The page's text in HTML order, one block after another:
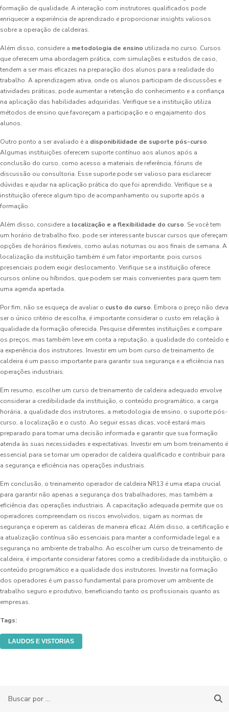
formação de qualidade. A interação com instrutores qualificados pode
enriquecer a experiência de aprendizado e proporcionar insights valiosos
sobre a operação de caldeiras.
Além disso, considere a metodologia de ensino utilizada no curso. Cursos
que oferecem uma abordagem prática, com simulações e estudos de caso,
tendem a ser mais eficazes na preparação dos alunos para a realidade do
trabalho. A aprendizagem ativa, onde os alunos participam de discussões e
atividades práticas, pode aumentar a retenção do conhecimento e a confiança
na aplicação das habilidades adquiridas. Verifique se a instituição utiliza
métodos de ensino que favoreçam a participação e o engajamento dos
alunos.
Outro ponto a ser avaliado é a disponibilidade de suporte pós-curso.
Algumas instituições oferecem suporte contínuo aos alunos após a
conclusão do curso, como acesso a materiais de referência, fóruns de
discussão ou consultoria. Esse suporte pode ser valioso para esclarecer
dúvidas e ajudar na aplicação prática do que foi aprendido. Verifique se a
instituição oferece algum tipo de acompanhamento ou suporte após a
formação.
Além disso, considere a localização e a flexibilidade do curso. Se você tem
um horário de trabalho fixo, pode ser interessante buscar cursos que ofereçam
opções de horários flexíveis, como aulas noturnas ou aos finais de semana. A
localização da instituição também é um fator importante, pois cursos
presenciais podem exigir deslocamento. Verifique se a instituição oferece
cursos online ou híbridos, que podem ser mais convenientes para quem tem
uma agenda apertada.
Por fim, não se esqueça de avaliar o custo do curso. Embora o preço não deva
ser o único critério de escolha, é importante considerar o custo em relação à
qualidade da formação oferecida. Pesquise diferentes instituições e compare
os preços, mas também leve em conta a reputação, a qualidade do conteúdo e
a experiência dos instrutores. Investir em um bom curso de treinamento de
caldeira é um passo importante para garantir sua segurança e a eficiência nas
operações industriais.
Em resumo, escolher um curso de treinamento de caldeira adequado envolve
considerar a credibilidade da instituição, o conteúdo programático, a carga
horária, a qualidade dos instrutores, a metodologia de ensino, o suporte pós-
curso, a localização e o custo. Ao seguir essas dicas, você estará mais
preparado para tomar uma decisão informada e garantir que sua formação
atenda às suas necessidades e expectativas. Investir em um bom treinamento é
essencial para se tornar um operador de caldeira qualificado e contribuir para
a segurança e eficiência nas operações industriais.
Em conclusão, o treinamento operador de caldeira NR13 é uma etapa crucial
para garantir não apenas a segurança dos trabalhadores, mas também a
eficiência das operações industriais. A capacitação adequada permite que os
operadores compreendam os riscos envolvidos, sigam as normas de
segurança e operem as caldeiras de maneira eficaz. Além disso, a certificação e
a atualização contínua são essenciais para manter a conformidade legal e a
segurança no ambiente de trabalho. Ao escolher um curso de treinamento de
caldeira, é importante considerar fatores como a credibilidade da instituição, o
conteúdo programático e a qualidade dos instrutores. Investir na formação
dos operadores é um passo fundamental para promover um ambiente de
trabalho seguro e produtivo, beneficiando tanto os profissionais quanto as
empresas.
Tags:
LAUDOS E VISTORIAS